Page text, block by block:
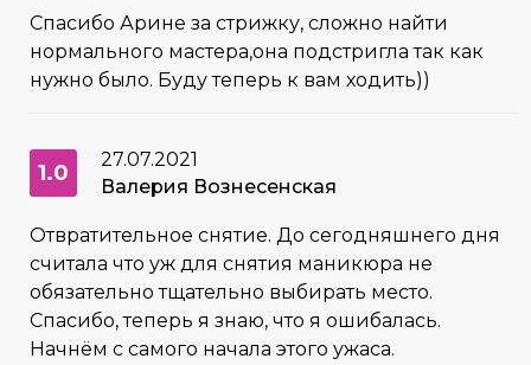
Спасибо Арине за стрижку, сложно найти
нормального мастера,она подстригла так как
нужно было. Буду теперь к вам ходить))
1.0
27.07.2021
Валерия Вознесенская
Отвратительное снятие. До сегодняшнего дня
считала что уж для снятия маникюра не
обязательно тщательно выбирать место.
Спасибо, теперь я знаю, что я ошибалась.
Начнём с самого начала этого ужаса.